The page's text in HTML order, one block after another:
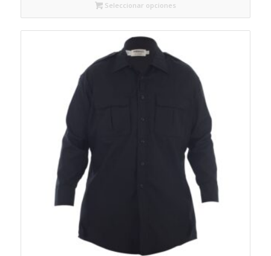
Seleccionar opciones